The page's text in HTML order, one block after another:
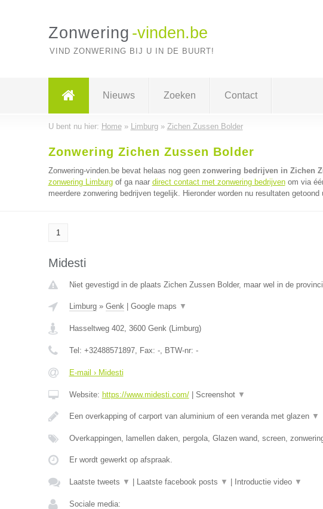
Zonwering -vinden.be
VIND ZONWERING BIJ U IN DE BUURT!
Nieuws Zoeken Contact
U bent nu hier: Home» Limburg» Zichen Zussen Bolder
Zonwering Zichen Zussen Bolder
Zonwering-vinden.be bevat helaas nog geen zonwering bedrijven in Zichen
zonwering Limburgof ga naar direct contact met zonwering bedrijvenom via
meerdere zonwering bedrijven tegelijk. Hieronder worden nu resultaten
1
Midesti
Niet gevestigd in de plaats Zichen Zussen Bolder, maar wel in de
Limburg» Genk| Google maps ▼
Hasseltweg 402, 3600 Genk(Limburg)
Tel: +32488571897, Fax: -, BTW-nr: -
E-mail › Midesti
Website: https://www.midesti.com/| Screenshot ▼
Een overkapping of carport van aluminium of een veranda met glazen ▼
Overkappingen, lamellen daken, pergola, Glazen wand, screen,
Er wordt gewerkt op afspraak.
Laatste tweets ▼ Laatste facebook posts ▼ Introductie video ▼
Sociale media: